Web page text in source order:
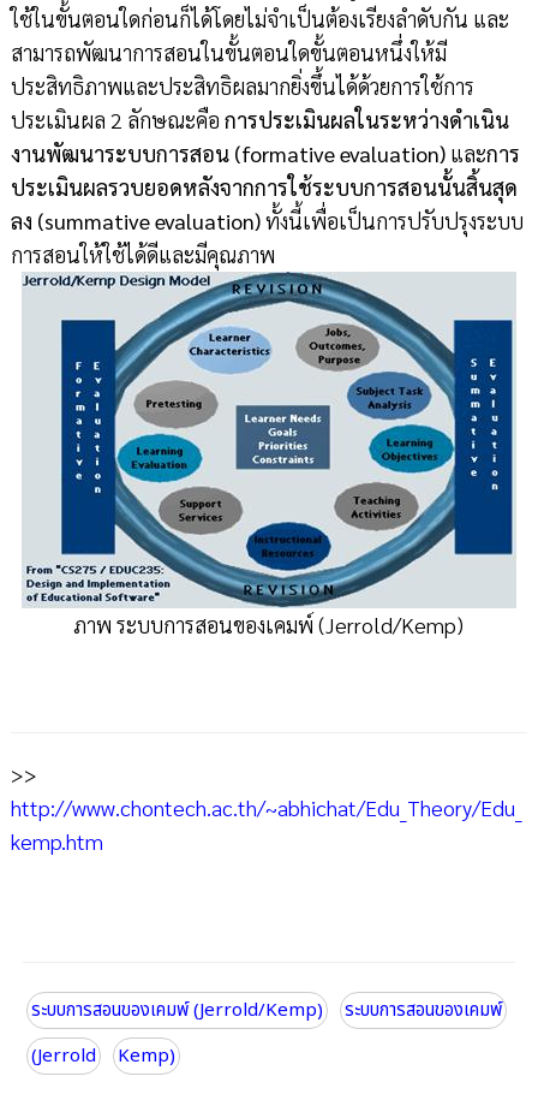
ใช้ในขั้นตอนใดก่อนก็ได้โดยไม่จำเป็นต้องเรียงลำดับกัน และ
สามารถพัฒนาการสอนในขั้นตอนใดขั้นตอนหนึ่งให้มี
ประสิทธิภาพและประสิทธิผลมากยิ่งขึ้นได้ด้วยการใช้การ
ประเมินผล 2 ลักษณะคือ การประเมินผลในระหว่างดำเนิน
งานพัฒนาระบบการสอน (formative evaluation)และการ
ประเมินผลรวบยอดหลังจากการใช้ระบบการสอนนั้นสิ้นสุด
ลง (summative evaluation)ทั้งนี้เพื่อเป็นการปรับปรุงระบบ
การสอนให้ใช้ได้ดีและมีคุณภาพ
ภาพ ระบบการสอนของเคมพ์ (Jerrold/Kemp)
>>
http://www.chontech.ac.th/~abhichat/Edu_Theory/Edu_
kemp.htm
ระบบการสอนของเคมพ์ (Jerrold/Kemp)
ระบบการสอนของเคมพ์
(Jerrold
Kemp)